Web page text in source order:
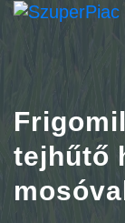
tejhűtő